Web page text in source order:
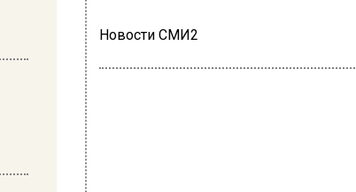
Новости СМИ2